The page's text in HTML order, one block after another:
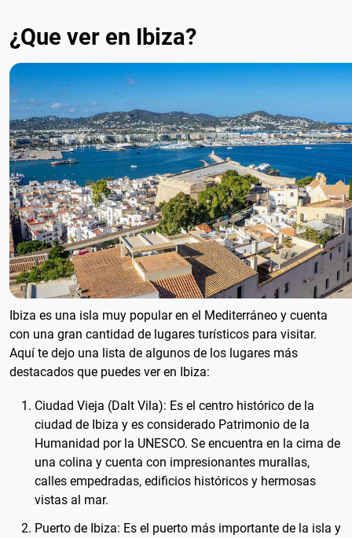
¿Que ver en Ibiza?
Ibiza es una isla muy popular en el Mediterráneo y cuenta
con una gran cantidad de lugares turísticos para visitar.
Aquí te dejo una lista de algunos de los lugares más
destacados que puedes ver en Ibiza:
Ciudad Vieja (Dalt Vila): Es el centro histórico de la
ciudad de Ibiza y es considerado Patrimonio de la
Humanidad por la UNESCO. Se encuentra en la cima de
una colina y cuenta con impresionantes murallas,
calles empedradas, edificios históricos y hermosas
vistas al mar.
Puerto de Ibiza: Es el puerto más importante de la isla y